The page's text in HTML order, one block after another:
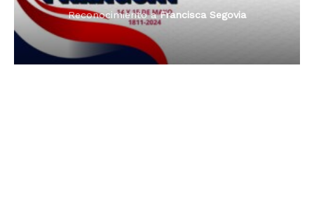
Dama de Oro 2024
Reconocimiento aFrancisca Segovia